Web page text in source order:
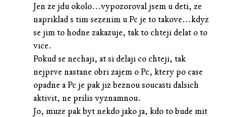
Jen ze jdu okolo...vypozoroval jsem u deti, ze
napriklad s tim sezenim u Pc je to takove...kdyz
se jim to hodne zakazuje, tak to chteji delat o to
vice.
Pokud se nechaji, at si delaji co chteji, tak
nejprve nastane obri zajem o Pc, ktery po case
opadne a Pc je pak jiz beznou soucasti dalsich
aktivit, ne prilis vyznamnou.
Jo, muze pak byt nekdo jako ja, kdo to bude mit